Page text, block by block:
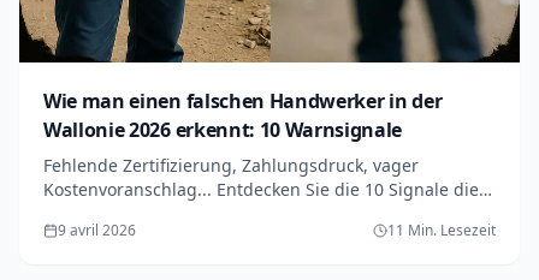
Wie man einen falschen Handwerker in der
Wallonie 2026 erkennt: 10 Warnsignale
Fehlende Zertifizierung, Zahlungsdruck, vager
Kostenvoranschlag... Entdecken Sie die 10 Signale die
Ihre Renovierung in der Wallonie.
9 avril 2026 11 Min. Lesezeit